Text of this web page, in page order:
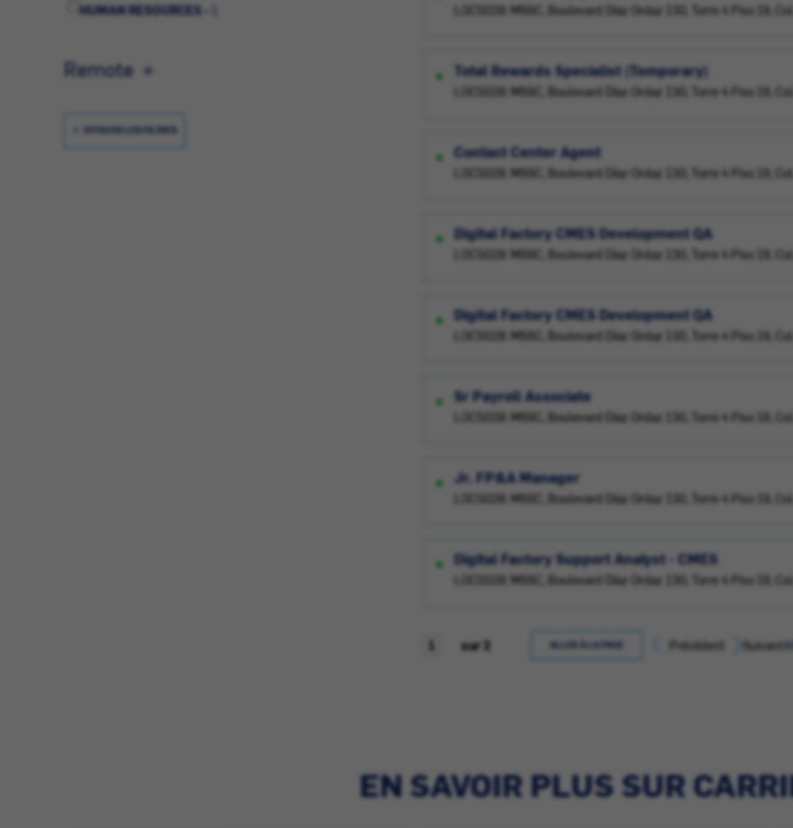
HUMAN RESOURCES -
Remote
EFFACER LES FILTRES
LOC5028: MSSC, Boulevard Díaz Ordaz 130, Torre 4 Piso 19,
Total Rewards Specialist (Temporary)
LOC5028: MSSC, Boulevard Díaz Ordaz 130, Torre 4 Piso 19,
Contact Center Agent
LOC5028: MSSC, Boulevard Díaz Ordaz 130, Torre 4 Piso 19,
Digital Factory CMES Development QA
LOC5028: MSSC, Boulevard Díaz Ordaz 130, Torre 4 Piso 19,
Digital Factory CMES Development QA
LOC5028: MSSC, Boulevard Díaz Ordaz 130, Torre 4 Piso 19,
Sr Payroll Associate
LOC5028: MSSC, Boulevard Díaz Ordaz 130, Torre 4 Piso 19,
Jr. FP&A Manager
LOC5028: MSSC, Boulevard Díaz Ordaz 130, Torre 4 Piso 19,
Digital Factory Support Analyst - CMES
LOC5028: MSSC, Boulevard Díaz Ordaz 130, Torre 4 Piso 19,
sur 2 ALLER À LA PAGE Précédent Suivant
EN SAVOIR PLUS SUR